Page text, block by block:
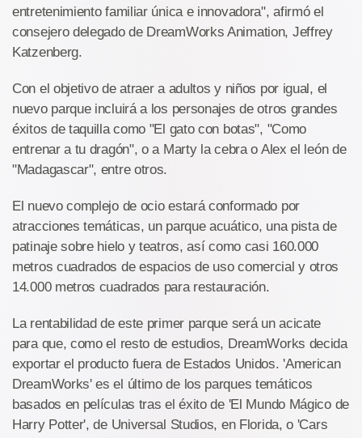
entretenimiento familiar única e innovadora", afirmó el
consejero delegado de DreamWorks Animation, Jeffrey
Katzenberg.
Con el objetivo de atraer a adultos y niños por igual, el
nuevo parque incluirá a los personajes de otros grandes
éxitos de taquilla como "El gato con botas", "Como
entrenar a tu dragón", o a Marty la cebra o Alex el león de
"Madagascar", entre otros.
El nuevo complejo de ocio estará conformado por
atracciones temáticas, un parque acuático, una pista de
patinaje sobre hielo y teatros, así como casi 160.000
metros cuadrados de espacios de uso comercial y otros
14.000 metros cuadrados para restauración.
La rentabilidad de este primer parque será un acicate
para que, como el resto de estudios, DreamWorks decida
exportar el producto fuera de Estados Unidos. 'American
DreamWorks' es el último de los parques temáticos
basados en películas tras el éxito de 'El Mundo Mágico de
Harry Potter', de Universal Studios, en Florida, o 'Cars